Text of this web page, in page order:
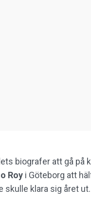
biografer att gå på
Roy i Göteborg att
skulle klara sig året ut.